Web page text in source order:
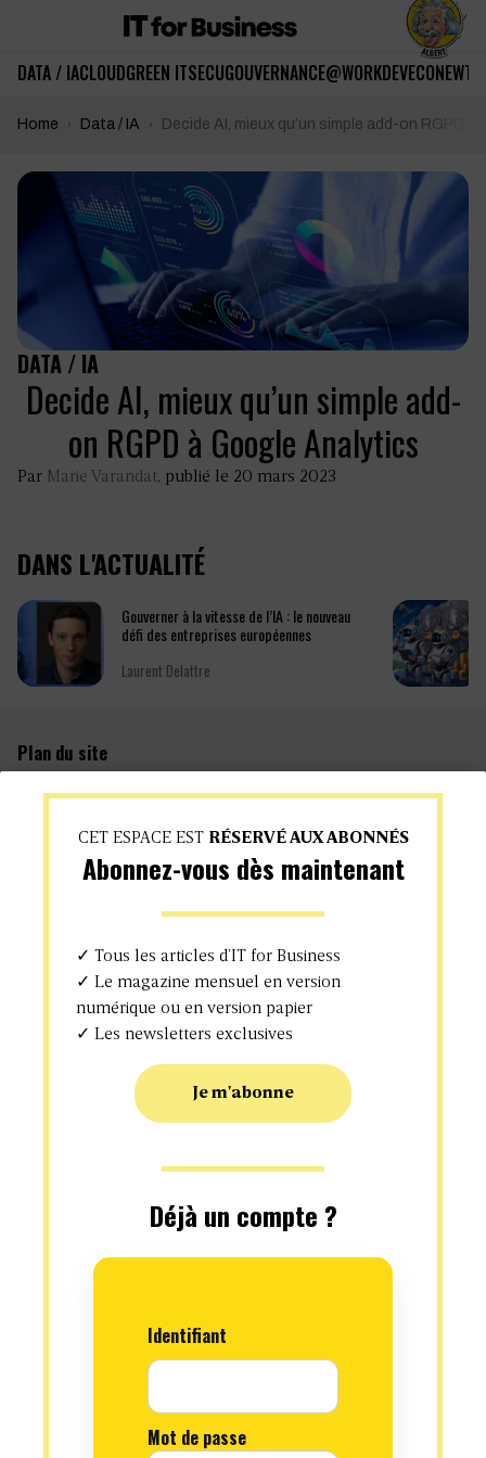
DATA / IACLOUDGREEN ITSECUGOUVERNANCE@WORKDEVECO
Home Data / IA Decide AI, mieux qu’un simple add-on RGPD
DATA / IA
Decide AI, mieux qu’un simple add-
on RGPD à Google Analytics
Par Marie Varandat, publié le 20 mars 2023
CET ESPACE EST RÉSERVÉ AUX ABONNÉS
Abonnez-vous dès maintenant
✓ Tous les articles d’IT for Business
✓ Le magazine mensuel en version
numérique ou en version papier
✓ Les newsletters exclusives
Je m'abonne
Déjà un compte ?
Identifiant
Mot de passe
DANS L'ACTUALITÉ
Gouverner à la vitesse de l’IA : le nouveau
défi des entreprises européennes
Laurent Delattre
Plan du site
Gouvernance
@Work
Eco
RH
Nos sites
Studio IT for Business
En soumettant mon adresse e-mail, je confirme que je veux recevoir
Équipe commerciale